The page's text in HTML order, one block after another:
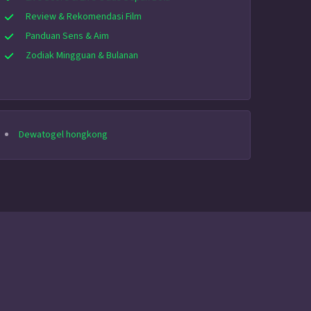
Review & Rekomendasi Film
Panduan Sens & Aim
Zodiak Mingguan & Bulanan
Dewatogel hongkong